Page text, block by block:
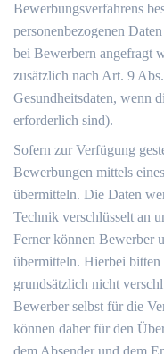
Bewerbungsverfahrens
personenbezogenen
bei Bewerbern angefragt
zusätzlich nach Art. 9
Gesundheitsdaten, wenn
erforderlich sind).
Sofern zur Verfügung
Bewerbungen mittels
übermitteln. Die Daten
Technik verschlüsselt an
Ferner können Bewerber
übermitteln. Hierbei
grundsätzlich nicht
Bewerber selbst für die
können daher für den
dem Absender und dem